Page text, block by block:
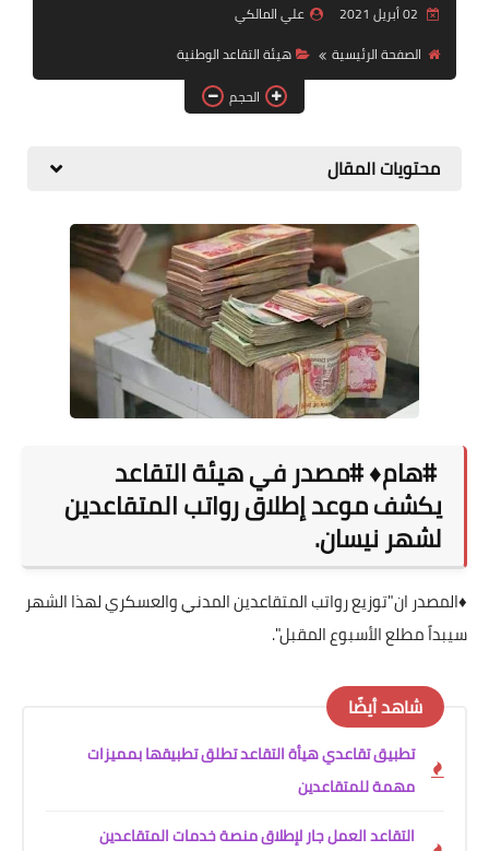
قطع الاراضي
علي المالكي
الصفحة الرئيسية
هيئة التقاعد الوطنية
الحجم
محتويات المقال
#هام♦️ #مصدر في هيئة التقاعد
يكشف موعد إطلاق رواتب المتقاعدين
لشهر نيسان.
♦️المصدر ان"توزيع رواتب المتقاعدين المدني والعسكري لهذا الشهر
سيبداً مطلع الأسبوع المقبل".
شاهد أيضًا
تطبيق تقاعدي هيأة التقاعد تطلق تطبيقها بمميزات
مهمة للمتقاعدين
التقاعد العمل جار لإطلاق منصة خدمات المتقاعدين